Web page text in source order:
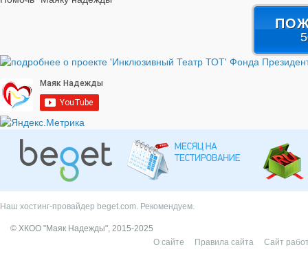
Наш хостинг-провайдер beget.com. Рекомендуем.
© ХКОО "Маяк Надежды", 2015-2025
О сайте
Правила сайта Сайт